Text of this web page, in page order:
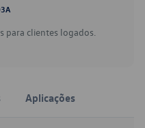
para clientes logados.
Aplicações